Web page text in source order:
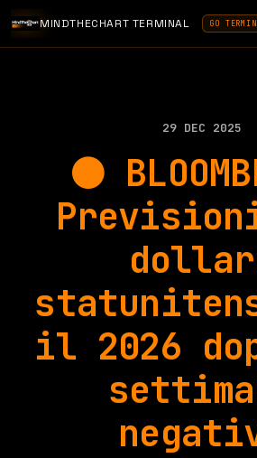
MINDTHECHART TERMINAL GO
29 DEC 2025
⚫️
il 2026